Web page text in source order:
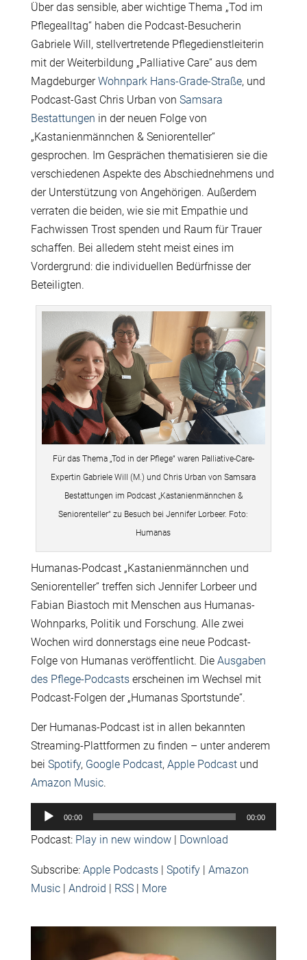
Über das sensible, aber wichtige Thema „Tod im
Pflegealltag“ haben die Podcast-Besucherin
Gabriele Will, stellvertretende Pflegedienstleiterin
mit der Weiterbildung „Palliative Care“ aus dem
MagdeburgerWohnpark Hans-Grade-Straße, und
Podcast-Gast Chris Urban von Samsara
Bestattungen in der neuen Folge von
„Kastanienmännchen & Seniorenteller“
gesprochen. Im Gesprächen thematisieren sie die
verschiedenen Aspekte des Abschiednehmens und
der Unterstützung von Angehörigen. Außerdem
verraten die beiden, wie sie mit Empathie und
Fachwissen Trost spenden und Raum für Trauer
schaffen. Bei alledem steht meist eines im
Vordergrund: die individuellen Bedürfnisse der
Beteiligten.
Für das Thema „Tod in der Pflege“ waren Palliative-Care-
Expertin Gabriele Will (M.) und Chris Urban von Samsara
Bestattungen im Podcast „Kastanienmännchen &
Seniorenteller“ zu Besuch bei Jennifer Lorbeer. Foto:
Humanas
Humanas-Podcast „Kastanienmännchen und
Seniorenteller“ treffen sich Jennifer Lorbeer und
Fabian Biastoch mit Menschen aus Humanas-
Wohnparks, Politik und Forschung. Alle zwei
Wochen wird donnerstags eine neue Podcast-
Folge von Humanas veröffentlicht. Die Ausgaben
des Pflege-Podcastserscheinen im Wechsel mit
Podcast-Folgen der „Humanas Sportstunde“.
Der Humanas-Podcast ist in allen bekannten
Streaming-Plattformen zu finden – unter anderem
bei Spotify, Google Podcast, Apple Podcastund
Amazon Music.
Audio-
Player
00:00 00:00
Podcast: Play in new window| Download
Subscribe: Apple Podcasts| Spotify| Amazon
Music| Android | RSS| More